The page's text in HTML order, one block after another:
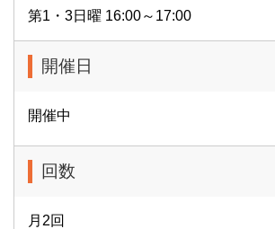
第1・3日曜 16:00～17:00
開催日
開催中
回数
月2回